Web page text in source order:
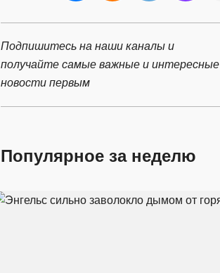
Подпишитесь на наши каналы и
получайте самые важные и интересные
новости первым
Популярное за неделю